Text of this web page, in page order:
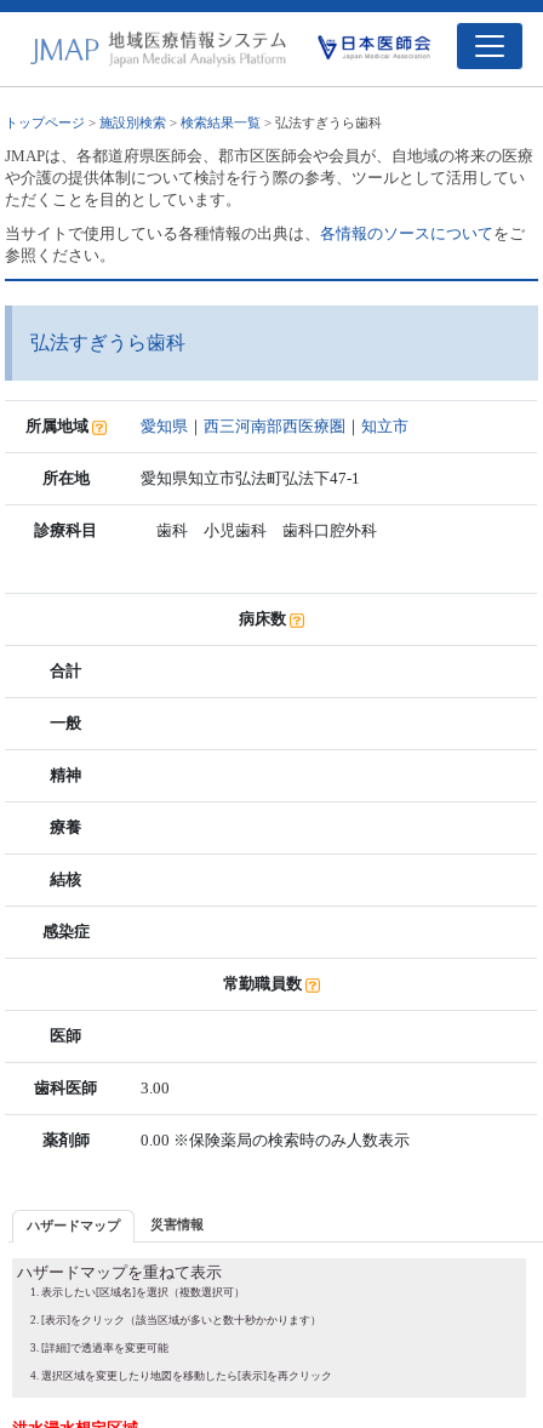
トップページ >施設別検索 >検索結果一覧 > 弘法すぎうら歯科
JMAPは、各都道府県医師会、郡市区医師会や会員が、自地域の将来の医療
や介護の提供体制について検討を行う際の参考、ツールとして活用してい
ただくことを目的としています。
当サイトで使用している各種情報の出典は、各情報のソースについてをご
参照ください。
弘法すぎうら歯科
所属地域 愛知県 ｜西三河南部西医療圏 ｜知立市
所在地 愛知県知立市弘法町弘法下47-1
診療科目 歯科 小児歯科 歯科口腔外科
病床数
合計
一般
精神
療養
結核
感染症
常勤職員数
医師
歯科医師 3.00
薬剤師 0.00 ※保険薬局の検索時のみ人数表示
ハザードマップ 災害情報
ハザードマップを重ねて表示
表示したい[区域名]を選択（複数選択可）
[表示]をクリック（該当区域が多いと数十秒かかります）
[詳細]で透過率を変更可能
選択区域を変更したり地図を移動したら[表示]を再クリック